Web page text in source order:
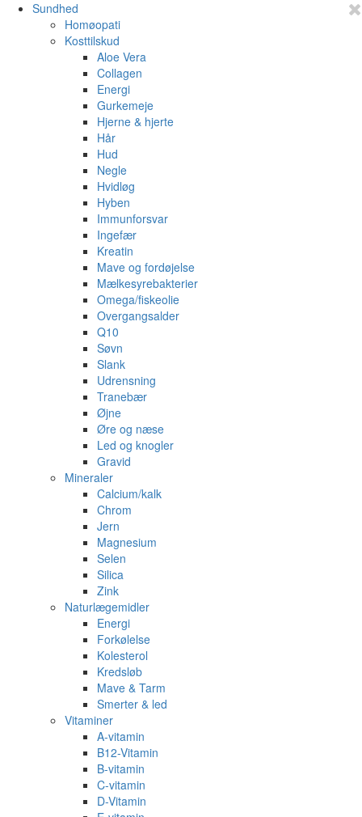
Sundhed
Homøopati
Kosttilskud
Aloe Vera
Collagen
Energi
Gurkemeje
Hjerne & hjerte
Hår
Hud
Negle
Hvidløg
Hyben
Immunforsvar
Ingefær
Kreatin
Mave og fordøjelse
Mælkesyrebakterier
Omega/fiskeolie
Overgangsalder
Q10
Søvn
Slank
Udrensning
Tranebær
Øjne
Øre og næse
Led og knogler
Gravid
Mineraler
Calcium/kalk
Chrom
Jern
Magnesium
Selen
Silica
Zink
Naturlægemidler
Energi
Forkølelse
Kolesterol
Kredsløb
Mave & Tarm
Smerter & led
Vitaminer
A-vitamin
B12-Vitamin
B-vitamin
C-vitamin
D-Vitamin